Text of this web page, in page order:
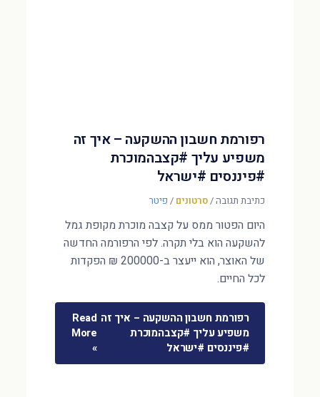
רפורמת חשבון ההשקעה – איך זה
משפיע עליך #קצבהמוכרת
#פיננסים #ישראל
כתיבת תגובה/סרטונים / פיטר
היום הפטור ממס על קצבה מוכרת מקופת גמל
להשקעה הוא בלי תקרה. לפי הרפורמה החדשה
של האוצר, הוא ייעצר ב-200000 ₪ הפקדות
לכל החיים.
רפורמת חשבון ההשקעה – איך זה
משפיע עליך #קצבהמוכרת
#פיננסים #ישראל
Read
More
»